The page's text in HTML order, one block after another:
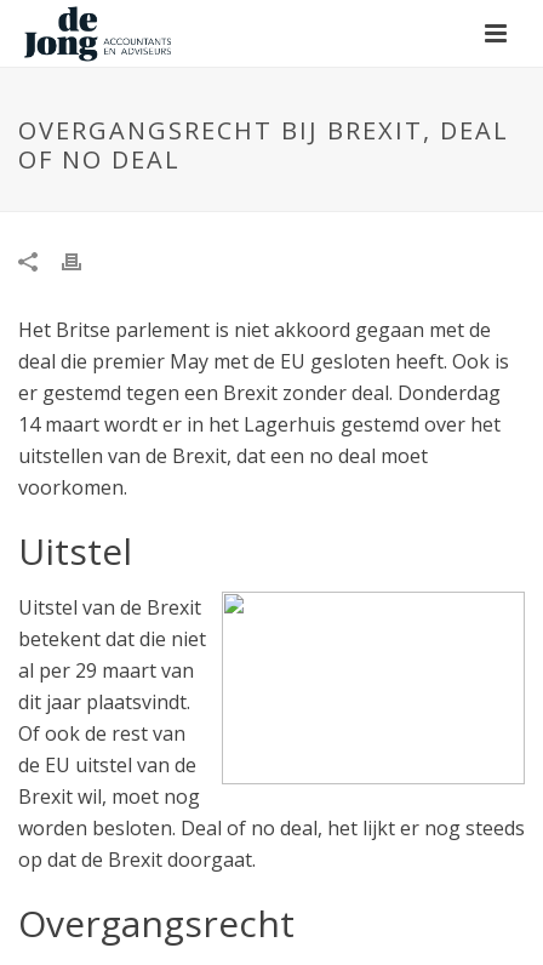
OVERGANGSRECHT BIJ BREXIT, DEAL
OF NO DEAL
Het Britse parlement is niet akkoord gegaan met de
deal die premier May met de EU gesloten heeft. Ook is
er gestemd tegen een Brexit zonder deal. Donderdag
14 maart wordt er in het Lagerhuis gestemd over het
uitstellen van de Brexit, dat een no deal moet
voorkomen.
Uitstel
Uitstel van de Brexit
betekent dat die niet
al per 29 maart van
dit jaar plaatsvindt.
Of ook de rest van
de EU uitstel van de
Brexit wil, moet nog
worden besloten. Deal of no deal, het lijkt er nog steeds
op dat de Brexit doorgaat.
Overgangsrecht